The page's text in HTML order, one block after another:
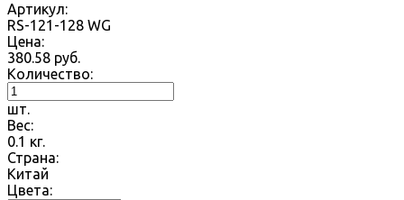
Артикул:
RS-121-128 WG
Цена:
380.58 руб.
Количество:
шт.
Вес:
0.1 кг.
Страна:
Китай
Цвета: